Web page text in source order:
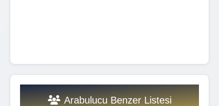
Arabulucu Benzer Listesi